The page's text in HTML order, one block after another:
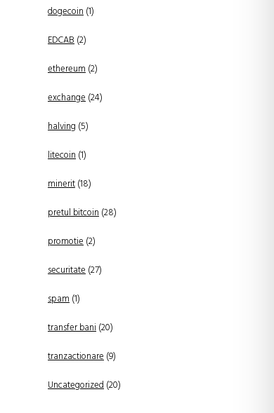
dogecoin(1)
EDCAB(2)
ethereum(2)
exchange(24)
halving (5)
litecoin(1)
minerit(18)
pretul bitcoin(28)
promotie(2)
securitate(27)
spam(1)
transfer bani(20)
tranzactionare(9)
Uncategorized(20)